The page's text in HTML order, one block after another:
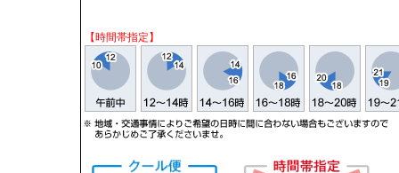
【時間帯指定】